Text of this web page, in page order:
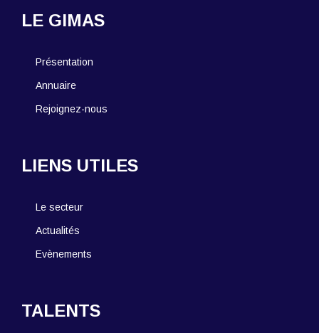
LE GIMAS
Présentation
Annuaire
Rejoignez-nous
LIENS UTILES
Le secteur
Actualités
Evènements
TALENTS